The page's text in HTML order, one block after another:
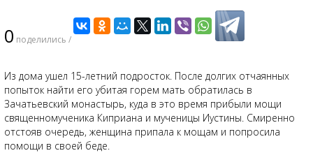
0 поделились /
Из дома ушел 15-летний подросток. После долгих отчаянных
попыток найти его убитая горем мать обратилась в
Зачатьевский монастырь, куда в это время прибыли мощи
священномученика Киприана и мученицы Иустины. Смиренно
отстояв очередь, женщина припала к мощам и попросила
помощи в своей беде.